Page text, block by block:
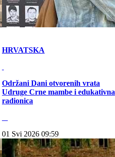
HRVATSKA
Održani Dani otvorenih vrata
Udruge Crne mambe i edukativna
radionica
01 Svi 2026 09:59